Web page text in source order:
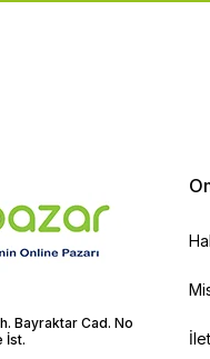
Bayraktar Cad. No
İst.